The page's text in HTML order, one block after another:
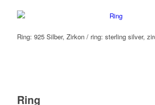
Ring: 925 Silber, Zirkon / ring: sterling silver,
Ring